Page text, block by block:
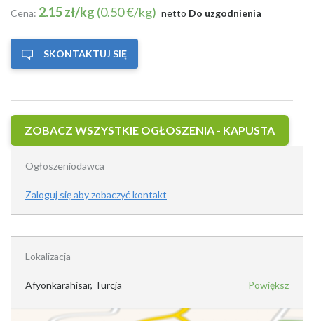
Cena: 2.15 zł/kg (0.50 €/kg) netto Do uzgodnienia
SKONTAKTUJ SIĘ
ZOBACZ WSZYSTKIE OGŁOSZENIA - KAPUSTA
Ogłoszeniodawca
Zaloguj się aby zobaczyć kontakt
Lokalizacja
Afyonkarahisar, Turcja Powiększ